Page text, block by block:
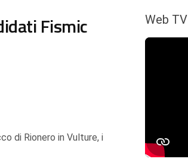
Fismic
di Rionero in Vulture, i
Web TV